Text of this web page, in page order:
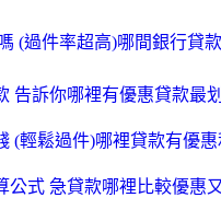
(過件率超高)哪間銀行貸
告訴你哪裡有優惠貸款最
(輕鬆過件)哪裡貸款有優
公式 急貸款哪裡比較優惠